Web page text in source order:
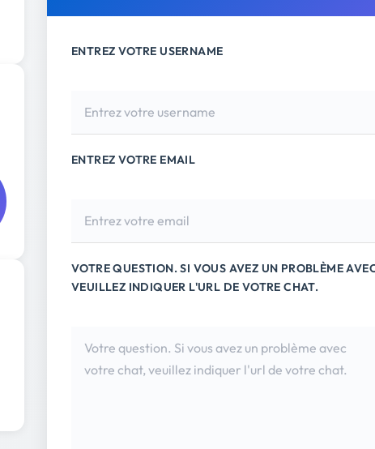
ENTREZ VOTRE USERNAME
ENTREZ VOTRE EMAIL
VOTRE QUESTION. SI VOUS AVEZ UN PROBLÈME
VEUILLEZ INDIQUER L'URL DE VOTRE CHAT.